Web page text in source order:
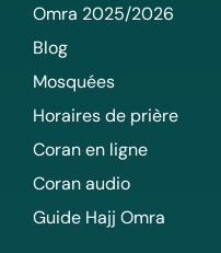
Omra 2025/2026
Blog
Mosquées
Horaires de prière
Coran en ligne
Coran audio
Guide Hajj Omra